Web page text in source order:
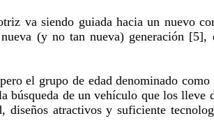
va siendo guiada hacia un nuevo
(y no tan nueva) generación [5],
el grupo de edad denominado
búsqueda de un vehículo que los
atractivos y suficiente